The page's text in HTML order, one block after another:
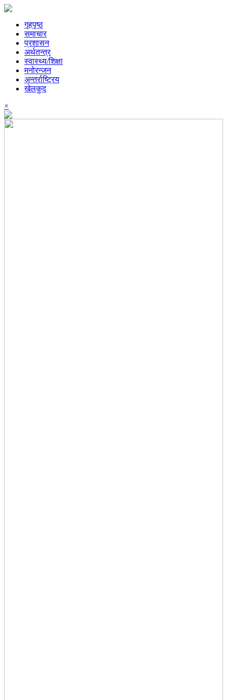
गृहपृष्ठ
समाचार
प्रशासन
अर्थतन्त्र
स्वास्थ्य/शिक्षा
मनोरन्जन
अन्तर्राष्ट्रिय
खेलकुद
×